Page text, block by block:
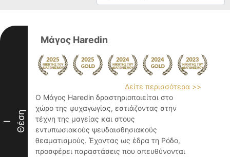
I Θέση
Μάγος Haredin
Δείτε περισσότερα >>
Ο Μάγος Haredin δραστηριοποιείται στο
χώρο της ψυχαγωγίας, εστιάζοντας στην
τέχνη της μαγείας και στους
εντυπωσιακούς ψευδαισθησιακούς
θεαματισμούς. Έχοντας ως έδρα τη Ρόδο,
προσφέρει παραστάσεις που απευθύνονται